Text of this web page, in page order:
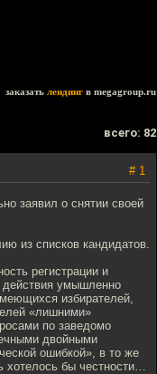
заказать лендинг в megagroup.ru
всего: 82
# 1
заявил о снятии своей
из списков кандидатов.
регистрации и
действия умышленно
избирателей,
«лишними»
по заведомо
двойными
ошибкой», в то же
бы честности…